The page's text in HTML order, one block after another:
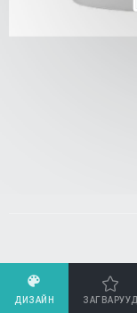
ДИЗАЙН ЗАГВАРУУД